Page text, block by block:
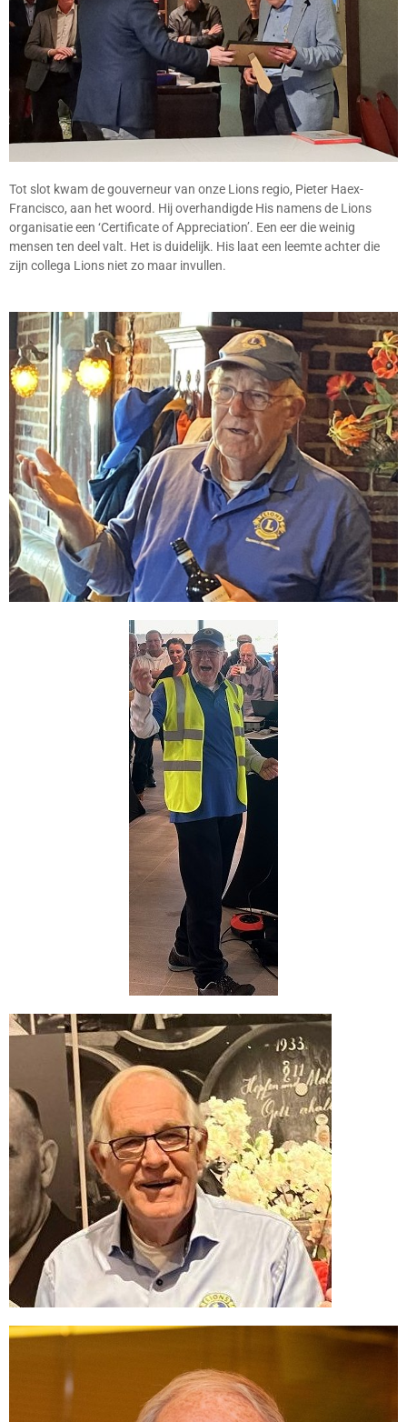
Tot slot kwam de gouverneur van onze Lions regio, Pieter Haex-
Francisco, aan het woord. Hij overhandigde His namens de Lions
organisatie een ‘Certificate of Appreciation’. Een eer die weinig
mensen ten deel valt. Het is duidelijk. His laat een leemte achter die
zijn collega Lions niet zo maar invullen.